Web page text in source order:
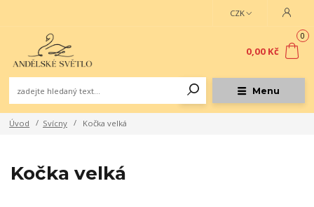
Menu
CZK
0
0,00 Kč
Úvod Svícny Kočka velká
Kočka velká